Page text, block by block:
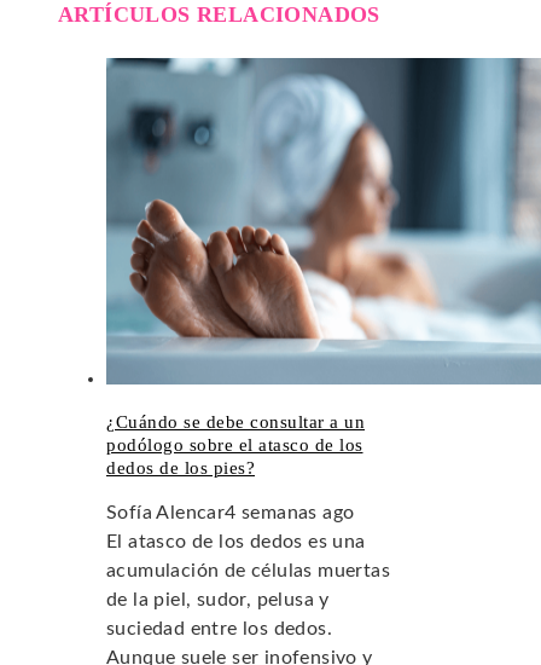
ARTÍCULOS RELACIONADOS
¿Cuándo se debe consultar a un
podólogo sobre el atasco de los
dedos de los pies?
Sofía Alencar4 semanas ago
El atasco de los dedos es una
acumulación de células muertas
de la piel, sudor, pelusa y
suciedad entre los dedos.
Aunque suele ser inofensivo y